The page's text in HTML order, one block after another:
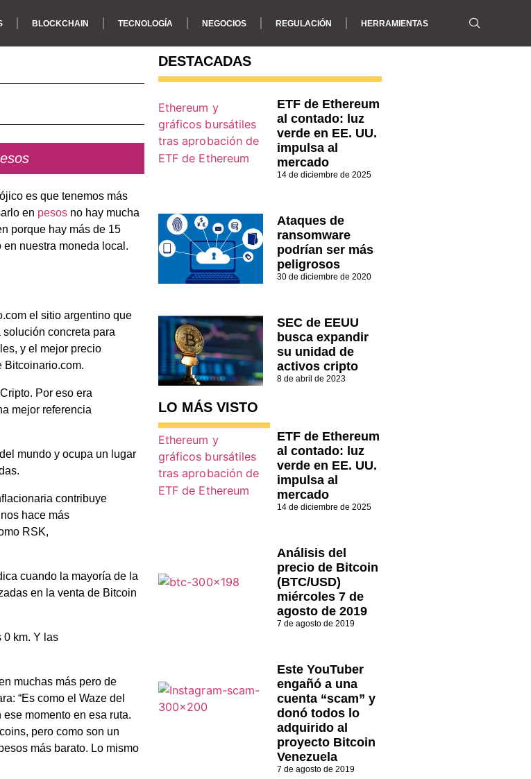
BLOCKCHAIN TECNOLOGÍA NEGOCIOS REGULACIÓN HERRAMIENTAS
es que tenemos más
en pesos no hay mucha
porque hay más de 15
nuestra moneda local.
el sitio argentino que
solución concreta para
y el mejor precio
Bitcoinario.com.
Por eso era
mejor referencia
mundo y ocupa un lugar
contribuye
hace más
RSK,
cuando la mayoría de la
en la venta de Bitcoin
0 km. Y las
muchas más pero de
“Es como el Waze del
momento en esa ruta.
pero como son un
más barato. Lo mismo
DESTACADAS
ETF de Ethereum
al contado: luz
verde en EE. UU.
impulsa al
mercado
14 de diciembre de 2025
Ataques de
ransomware
podrían ser más
peligrosos
30 de diciembre de 2020
SEC de EEUU
busca expandir
su unidad de
activos cripto
8 de abril de 2023
LO MÁS VISTO
ETF de Ethereum
al contado: luz
verde en EE. UU.
impulsa al
mercado
14 de diciembre de 2025
Análisis del
precio de Bitcoin
(BTC/USD)
miércoles 7 de
agosto de 2019
7 de agosto de 2019
Este YouTuber
engañó a una
cuenta “scam” y
donó todos lo
adquirido al
proyecto Bitcoin
Venezuela
7 de agosto de 2019